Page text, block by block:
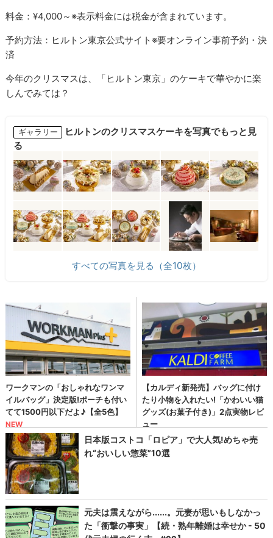
料金：¥4,000～※表示料金には税金が含まれています。
予約方法：ヒルトン東京公式サイト※要オンライン事前予約・決
済
今年のクリスマスは、「ヒルトン東京」のケーキで華やかに楽
しんでみては？
ギャラリー
ヒルトンのクリスマスケーキを写真でもっと見
る
すべての写真を見る（全10枚）